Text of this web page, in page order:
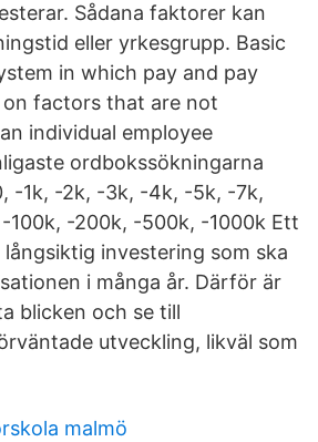
Sådana faktorer kan
eller yrkesgrupp. Basic
in which pay and pay
factors that are not
individual employee
ordbokssökningarna
-1k, -2k, -3k, -4k, -5k, -7k,
100k, -200k, -500k, -1000k Ett
investering som ska
i många år. Därför är
blicken och se till
utveckling, likväl som
malmö